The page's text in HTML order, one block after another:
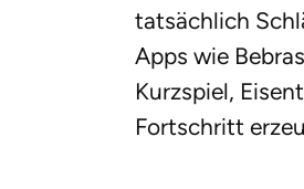
tatsächlich
Apps wie
Kurzspiel,
Fortschritt